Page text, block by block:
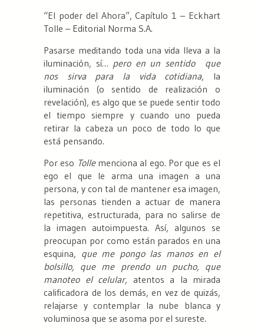
“El poder del Ahora”, Capítulo 1 – Eckhart
Tolle – Editorial Norma S.A.
Pasarse meditando toda una vida lleva a la
iluminación, sí… pero en un sentido que
nos sirva para la vida cotidiana, la
iluminación (o sentido de realización o
revelación), es algo que se puede sentir todo
el tiempo siempre y cuando uno pueda
retirar la cabeza un poco de todo lo que
está pensando.
Por eso Tollemenciona al ego. Por que es el
ego el que le arma una imagen a una
persona, y con tal de mantener esa imagen,
las personas tienden a actuar de manera
repetitiva, estructurada, para no salirse de
la imagen autoimpuesta. Así, algunos se
preocupan por como están parados en una
esquina, que me pongo las manos en el
bolsillo, que me prendo un pucho, que
manoteo el celular, atentos a la mirada
calificadora de los demás, en vez de quizás,
relajarse y contemplar la nube blanca y
voluminosa que se asoma por el sureste.